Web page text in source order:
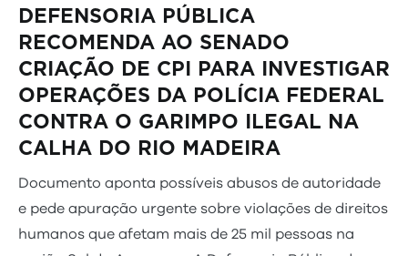
DEFENSORIA PÚBLICA
RECOMENDA AO SENADO
CRIAÇÃO DE CPI PARA INVESTIGAR
OPERAÇÕES DA POLÍCIA FEDERAL
CONTRA O GARIMPO ILEGAL NA
CALHA DO RIO MADEIRA
Documento aponta possíveis abusos de autoridade
e pede apuração urgente sobre violações de direitos
humanos que afetam mais de 25 mil pessoas na